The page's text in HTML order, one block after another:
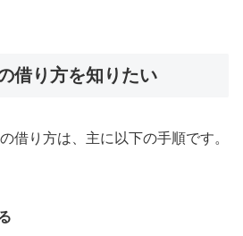
借り方を知りたい
借り方は、主に以下の手順です。